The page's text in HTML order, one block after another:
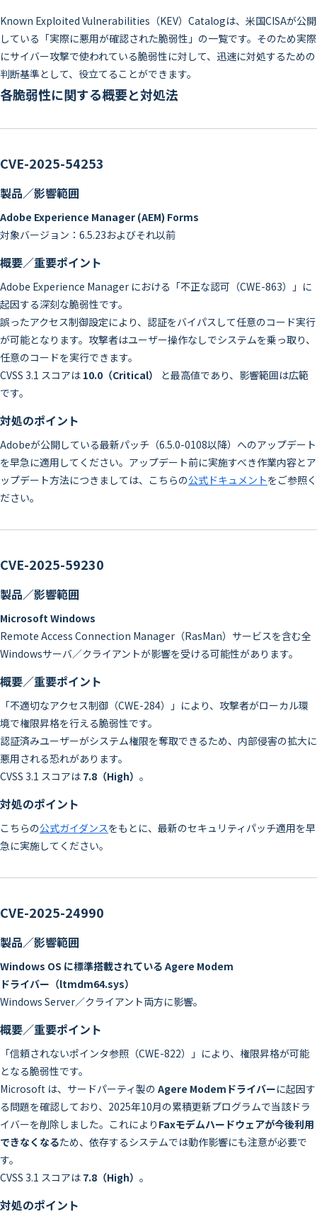
Known Exploited Vulnerabilities（KEV）Catalogは、米国CISAが公開
している「実際に悪用が確認された脆弱性」の一覧です。そのため実際
にサイバー攻撃で使われている脆弱性に対して、迅速に対処するための
判断基準として、役立てることができます。
各脆弱性に関する概要と対処法
CVE-2025-54253
製品／影響範囲
Adobe Experience Manager (AEM) Forms
対象バージョン：6.5.23およびそれ以前
概要／重要ポイント
Adobe Experience Manager における「不正な認可（CWE-863）」に
起因する深刻な脆弱性です。
誤ったアクセス制御設定により、認証をバイパスして任意のコード実行
が可能となります。攻撃者はユーザー操作なしでシステムを乗っ取り、
任意のコードを実行できます。
CVSS 3.1 スコアは 10.0（Critical）
と最高値であり、影響範囲は広範
です。
対処のポイント
Adobeが公開している最新パッチ（6.5.0-0108以降）へのアップデート
を早急に適用してください。アップデート前に実施すべき作業内容とア
ップデート方法につきましては、こちらの公式ドキュメントをご参照く
ださい。
CVE-2025-59230
製品／影響範囲
Microsoft Windows
Remote Access Connection Manager（RasMan）サービスを含む全
Windowsサーバ／クライアントが影響を受ける可能性があります。
概要／重要ポイント
「不適切なアクセス制御（CWE-284）」により、攻撃者がローカル環
境で権限昇格を行える脆弱性です。
認証済みユーザーがシステム権限を奪取できるため、内部侵害の拡大に
悪用される恐れがあります。
CVSS 3.1 スコアは 7.8（High） 。
対処のポイント
こちらの公式ガイダンスをもとに、最新のセキュリティパッチ適用を早
急に実施してください。
CVE-2025-24990
製品／影響範囲
Windows OS に標準搭載されている Agere Modem
ドライバー（ltmdm64.sys）
Windows Server／クライアント両方に影響。
概要／重要ポイント
「信頼されないポインタ参照（CWE-822）」により、権限昇格が可能
となる脆弱性です。
Microsoft は、サードパーティ製の Agere Modemドライバーに起因す
る問題を確認しており、2025年10月の累積更新プログラムで当該ドラ
イバーを削除しました。これにより Faxモデムハードウェアが今後利用
できなくなるため、依存するシステムでは動作影響にも注意が必要で
す。
CVSS 3.1 スコアは 7.8（High） 。
対処のポイント